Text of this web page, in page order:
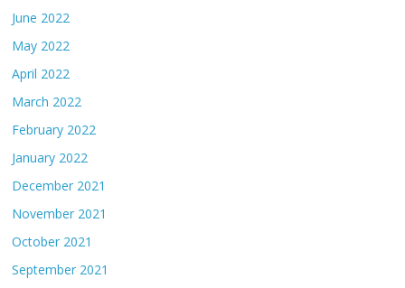
June 2022
May 2022
April 2022
March 2022
February 2022
January 2022
December 2021
November 2021
October 2021
September 2021